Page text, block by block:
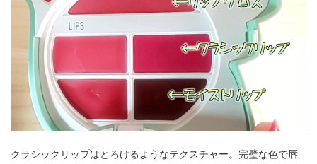
クラシックリップはとろけるようなテクスチャー。完璧な色で唇